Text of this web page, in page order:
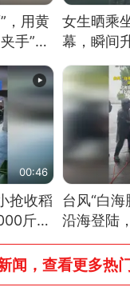
，用黄
手”，
如身
女生晒乘
幕，瞬间
没有
00:46
抢收稻
斤，
台风“白
沿海登陆
大？记者
绳，依然
闻，查看更多热